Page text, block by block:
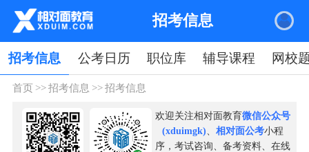
招考信息
招考信息 公考日历 职位库 辅导课程 网校
首页 >>招考信息 >>招考信息
欢迎关注相对面教育微信公众号
(xduimgk)
相对面公考小程
序，考试咨询、备考资料、在线